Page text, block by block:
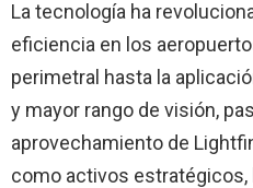
La tecnología ha
eficiencia en los
perimetral hasta la
y mayor rango de visión,
aprovechamiento de
como activos